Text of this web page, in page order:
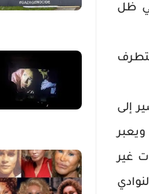
ظل
إلى
غير